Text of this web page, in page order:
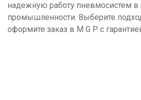
надежную работу пневмосистем в
промышленности. Выберите
оформите заказ в M G P с